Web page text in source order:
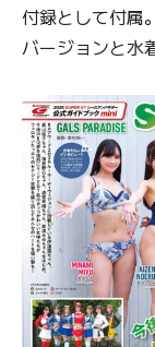
付録として付属
バージョンと水